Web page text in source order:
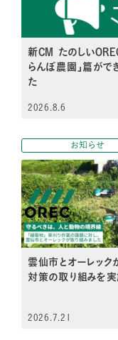
新CM たのしい
らんぼ農園」篇がで
た
2026.8.6
お知らせ
雲仙市とオーレック
対策の取り組みを
2026.7.21